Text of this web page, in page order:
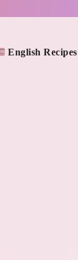
English Recipes